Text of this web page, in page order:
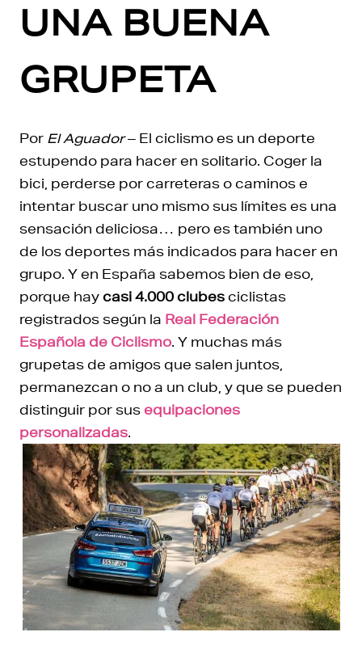
UNA BUENA
GRUPETA
Por El Aguador– El ciclismo es un deporte
estupendo para hacer en solitario. Coger la
bici, perderse por carreteras o caminos e
intentar buscar uno mismo sus límites es una
sensación deliciosa… pero es también uno
de los deportes más indicados para hacer en
grupo. Y en España sabemos bien de eso,
porque haycasi 4.000 clubesciclistas
registrados según la Real Federación
Española de Ciclismo. Y muchas más
grupetas de amigos que salen juntos,
permanezcan o no a un club, y que se pueden
distinguir por sus equipaciones
personalizadas.